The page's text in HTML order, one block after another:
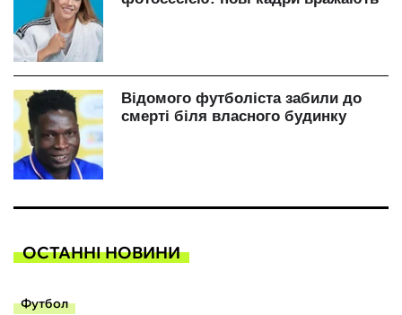
ОСТАННІ НОВИНИ
Футбол